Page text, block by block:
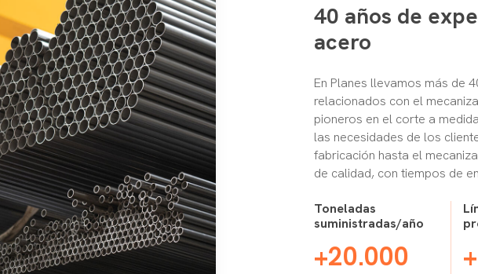
40 años de
acero
En Planes llevamos más de
relacionados con el
pioneros en el corte a
las necesidades de los
fabricación hasta el
de calidad, con tiempos de
Toneladas
suministradas/año
+20.000